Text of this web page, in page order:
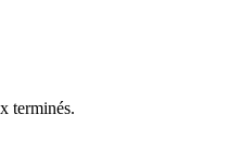
terminés.